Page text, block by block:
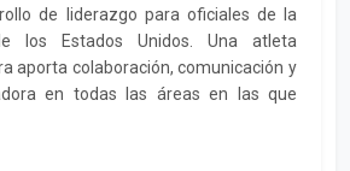
de liderazgo para oficiales de la
los Estados Unidos. Una atleta
aporta colaboración, comunicación y
en todas las áreas en las que